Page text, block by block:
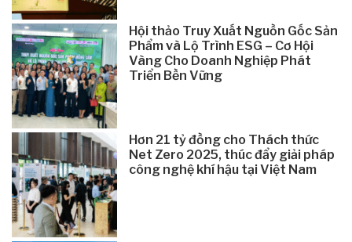
Hội thảo Truy Xuất Nguồn Gốc Sản
Phẩm và Lộ Trình ESG – Cơ Hội
Vàng Cho Doanh Nghiệp Phát
Triển Bền Vững
Hơn 21 tỷ đồng cho Thách thức
Net Zero 2025, thúc đẩy giải pháp
công nghệ khí hậu tại Việt Nam